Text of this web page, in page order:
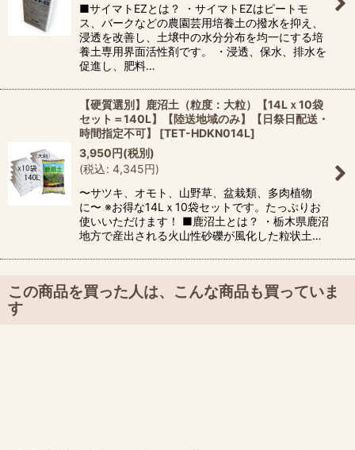
■サイマトEZとは？ ・サイマトEZはピートモ
ス、バークなどの農園芸用培養土の撥水を抑え、
浸透を改善し、土壌中の水分分布を均一にする培
養土専用界面活性剤です。 ・浸透、保水、排水を
促進し、肥料…
【硬質選別】鹿沼土（粒度：大粒）【14Lｘ10袋
セット＝140L】【陸送地域のみ】【日祭日配送・
時間指定不可】
[TET-HDKN014L]
3,950円(税別)
(税込: 4,345円)
〜サツキ、オモト、山野草、盆栽類、多肉植物
に〜 ※お得な14Lｘ10袋セットです。たっぷりお
使いいただけます！ ■鹿沼土とは？ ・栃木県鹿沼
地方で産出される火山性砂礫が風化した粒状土…
この商品を買った人は、こんな商品も買っていま
す